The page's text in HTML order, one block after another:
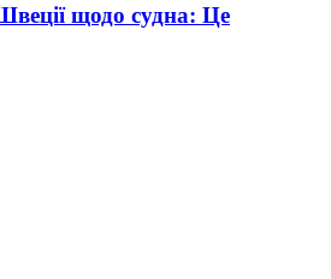
щодо судна: Це